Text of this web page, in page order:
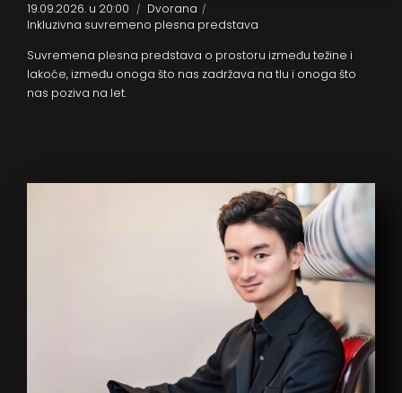
19.09.2026. u 20:00
Dvorana
Inkluzivna suvremeno plesna predstava
Suvremena plesna predstava o prostoru između težine i
lakoće, između onoga što nas zadržava na tlu i onoga što
nas poziva na let.